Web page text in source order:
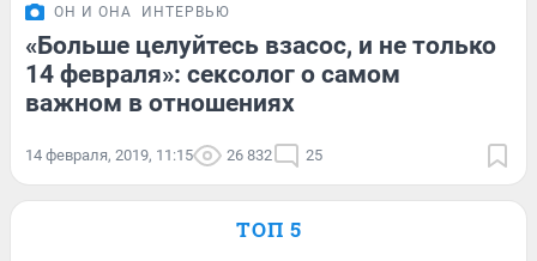
ОН И ОНА ИНТЕРВЬЮ
«Больше целуйтесь взасос, и не только
14 февраля»: сексолог о самом
важном в отношениях
14 февраля, 2019, 11:15 26 832 25
ТОП 5